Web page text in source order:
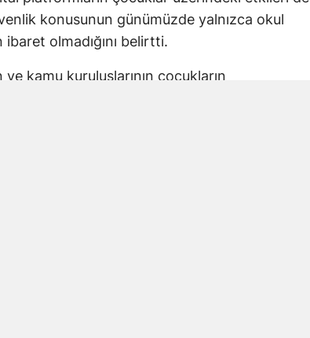
konusunun günümüzde yalnızca okul
olmadığını belirtti.
kamu kuruluşlarının çocukların